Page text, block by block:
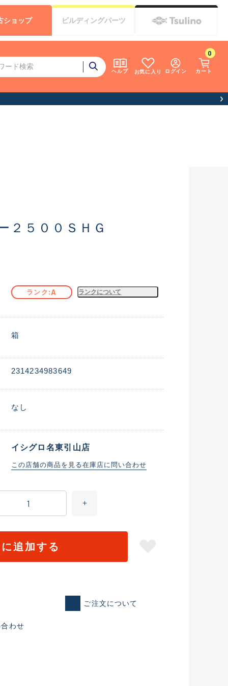
ヘルプ お気に入り ログイン カート
0
ショップ ビルディングパーツ
２５００ＳＨＧ
ランク A ランクについて
箱
2314234983649
なし
イシグロ名東引山店
この店舗の商品を見る在庫店に問い合わせ
追加する
ご注文について
わせ